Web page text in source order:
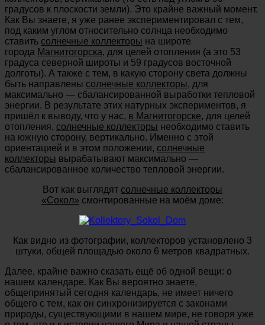
градусов к плоскости земли). Это крайне важный момент.
Как Вы знаете, я уже ранее экспериментировал с тем,
под каким углом относительно солнца необходимо
ставить солнечные коллекторы на широте
города Магнитогорска, для целей отопления (а это 53
градуса северной широты и 59 градусов восточной
долготы). А также с тем, в какую сторону света должны
быть направлены солнечные коллекторы, для
максимально — сбалансированной выработки тепловой
энергии. В результате этих натурных экспериментов, я
пришёл к выводу, что у нас, в Магнитогорске, для целей
отопления, солнечные коллекторы необходимо ставить
на южную сторону, вертикально. Именно с этой
ориентацией и в этом положении, солнечные
коллекторы вырабатывают максимально —
сбалансированное количество тепловой энергии.
Вот как выглядят солнечные коллекторы
«Сокол» смонтированные на моём доме:
Как видно из фотографии, коллекторов установлено 3
штуки, общей площадью около 6 метров квадратных.
Далее, крайне важно сказать ещё об одной вещи: о
нашем календаре. Как Вы вероятно знаете,
общепринятый сегодня календарь, не имеет ничего
общего с тем, как он синхронизируется с законами
природы, существующими в нашем мире, не говоря уже